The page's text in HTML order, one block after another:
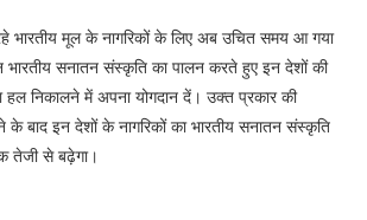
भारतीय मूल के नागरिकों के लिए अब उचित समय आ गया
सनातन संस्कृति का पालन करते हुए इन देशों की
हल निकालने में अपना योगदान दें। उक्त प्रकार की
बाद इन देशों के नागरिकों का भारतीय सनातन संस्कृति
तेजी से बढ़ेगा।